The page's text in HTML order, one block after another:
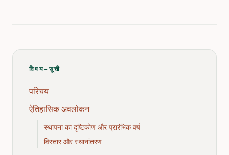
विषय-सूची
परिचय
ऐतिहासिक अवलोकन
स्थापना का दृष्टिकोण और प्रारंभिक वर्ष
विस्तार और स्थानांतरण